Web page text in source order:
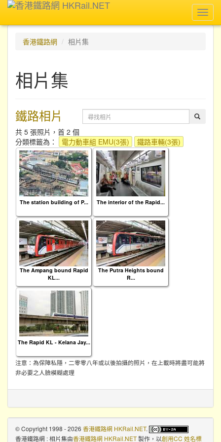
香港鐵路網
相片集
相片集
鐵路相片
共 5 張照片，首 2 個
分類標籤為：
電力動車組 EMU(3張) 鐵路車輛(3張)
The station building of P... The interior of the Rapid...
The Ampang bound Rapid
KL...
The Putra Heights bound
R...
The Rapid KL - Kelana Jay...
注意：為保障私隱，二零零八年或以後拍攝的照片，在上載時將盡可能將
非必要之人臉模糊處理
© Copyright 1998 - 2026 香港鐵路網 HKRail.NET.
香港鐵路網 : 相片集由香港鐵路網 HKRail.NET製作，以創用CC 姓名標